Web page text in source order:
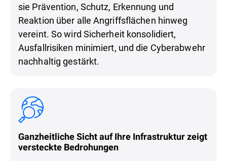
sie Prävention, Schutz, Erkennung und
Reaktion über alle Angriffsflächen hinweg
vereint. So wird Sicherheit konsolidiert,
Ausfallrisiken minimiert, und die Cyberabwehr
nachhaltig gestärkt.
Ganzheitliche Sicht auf Ihre Infrastruktur zeigt
versteckte Bedrohungen